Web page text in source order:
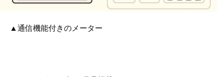
▲通信機能付きのメーター